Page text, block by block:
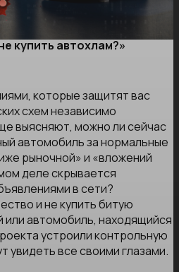
купить автохлам?»
которые защитят вас
схем независимо
выясняют, можно ли сейчас
автомобиль за нормальные
рыночной» и «вложений
деле скрывается
в сети?
и не купить битую
автомобиль, находящийся
устроили контрольную
увидеть все своими глазами.